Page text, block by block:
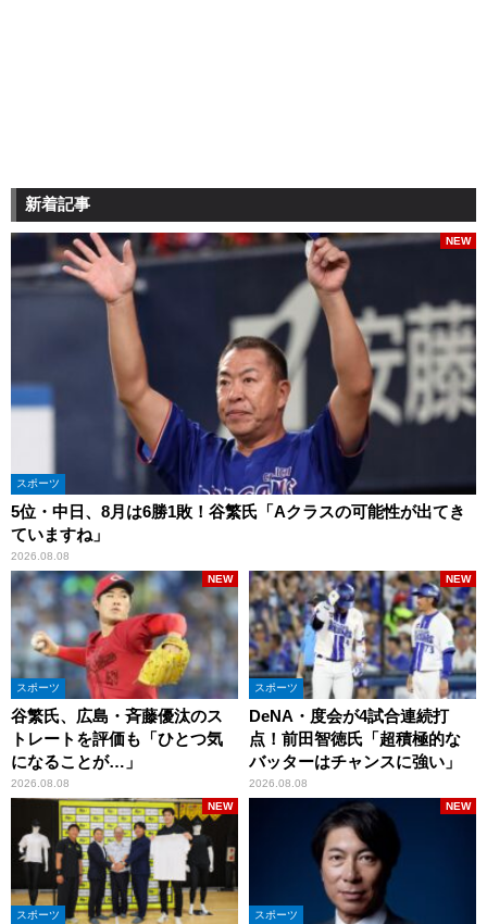
新着記事
スポーツ
5位・中日、8月は6勝1敗！谷繁氏「Aクラスの可能性が出てき
ていますね」
2026.08.08
NEW
スポーツ
谷繁氏、広島・斉藤優汰のス
トレートを評価も「ひとつ気
になることが…」
2026.08.08
NEW
スポーツ
DeNA・度会が4試合連続打
点！前田智徳氏「超積極的な
バッターはチャンスに強い」
2026.08.08
NEW
スポーツ
NEW
スポーツ
NEW